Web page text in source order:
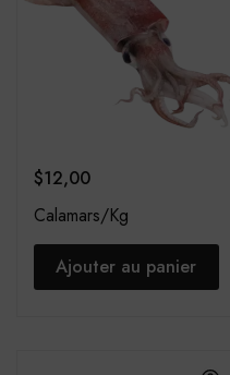
$12,00
Calamars/Kg
Ajouter au panier